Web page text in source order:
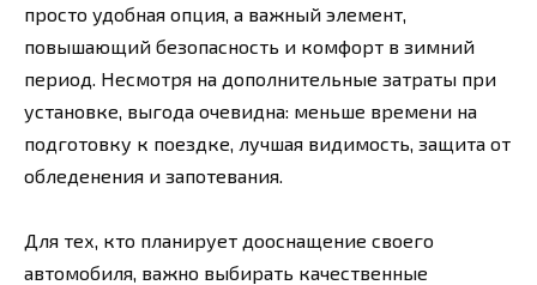
просто удобная опция, а важный элемент,
повышающий безопасность и комфорт в зимний
период. Несмотря на дополнительные затраты при
установке, выгода очевидна: меньше времени на
подготовку к поездке, лучшая видимость, защита от
обледенения и запотевания.
Для тех, кто планирует дооснащение своего
автомобиля, важно выбирать качественные